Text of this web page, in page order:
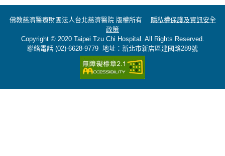
佛教慈濟醫療財團法人台北慈濟醫院 版權所有 隱私權保護及資訊安全
政策
Copyright © 2020 Taipei Tzu Chi Hospital. All Rights Reserved.
聯絡電話 (02)-6628-9779 地址：新北市新店區建國路289號